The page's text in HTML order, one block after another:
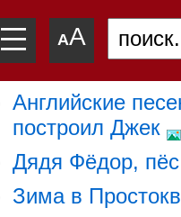
—
—
— AA
Английские
построил Джек
Дядя Фёдор, пёс
Зима в